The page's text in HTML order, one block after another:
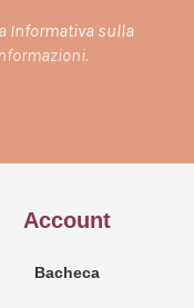
Informativa sulla
Account
Bacheca